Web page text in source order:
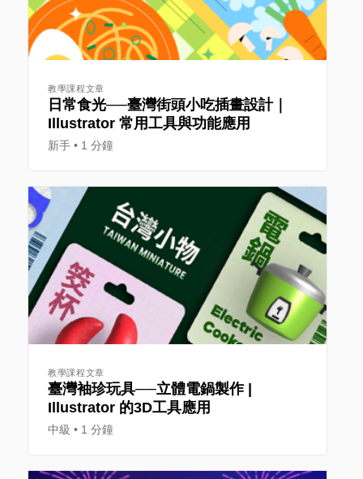
教學課程文章
日常食光──臺灣街頭小吃插畫設計｜
Illustrator 常用工具與功能應用
新手 1 分鐘
教學課程文章
臺灣袖珍玩具──立體電鍋製作 |
Illustrator 的3D工具應用
中級 1 分鐘